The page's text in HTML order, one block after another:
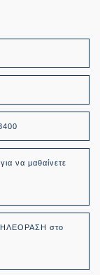
να μαθαίνετε
ΤΗΛΕΟΡΑΣΗ στο